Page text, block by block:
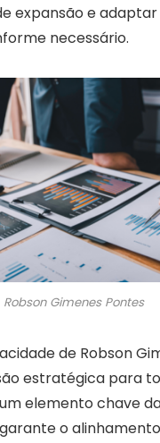
expansão e adaptar
necessário.
Robson Gimenes Pontes
de Robson
estratégica para
elemento chave
o